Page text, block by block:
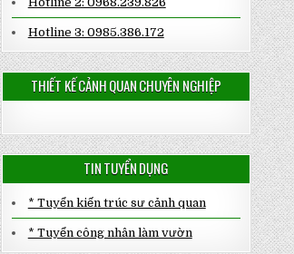
Hotline 3: 0985.386.172
THIẾT KẾ CẢNH QUAN CHUYÊN NGHIỆP
TIN TUYỂN DỤNG
* Tuyển kiến trúc sư cảnh quan
* Tuyển công nhân làm vườn